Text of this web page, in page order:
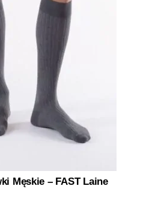
Męskie – FAST Laine